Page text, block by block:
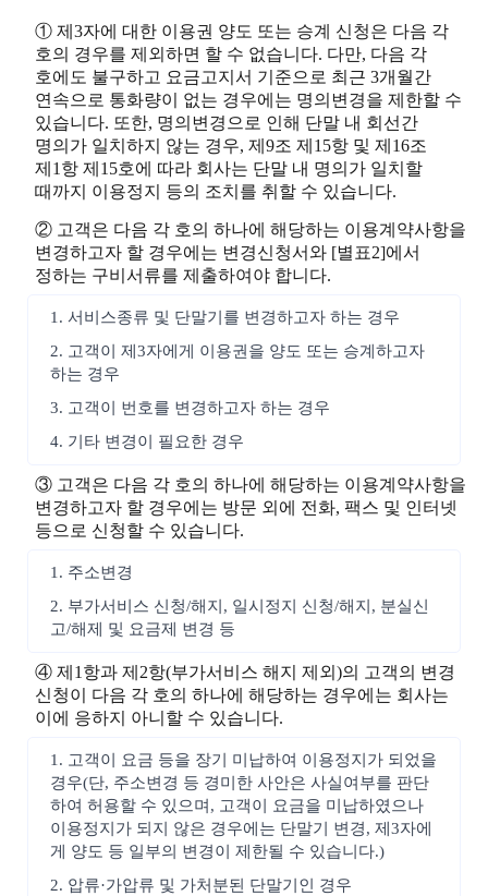
① 제3자에 대한 이용권 양도 또는 승계 신청은 다음 각
호의 경우를 제외하면 할 수 없습니다. 다만, 다음 각
호에도 불구하고 요금고지서 기준으로 최근 3개월간
연속으로 통화량이 없는 경우에는 명의변경을 제한할 수
있습니다. 또한, 명의변경으로 인해 단말 내 회선간
명의가 일치하지 않는 경우, 제9조 제15항 및 제16조
제1항 제15호에 따라 회사는 단말 내 명의가 일치할
때까지 이용정지 등의 조치를 취할 수 있습니다.
② 고객은 다음 각 호의 하나에 해당하는 이용계약사항을
변경하고자 할 경우에는 변경신청서와 [별표2]에서
정하는 구비서류를 제출하여야 합니다.
1. 서비스종류 및 단말기를 변경하고자 하는 경우
2. 고객이 제3자에게 이용권을 양도 또는 승계하고자
하는 경우
3. 고객이 번호를 변경하고자 하는 경우
4. 기타 변경이 필요한 경우
③ 고객은 다음 각 호의 하나에 해당하는 이용계약사항을
변경하고자 할 경우에는 방문 외에 전화, 팩스 및 인터넷
등으로 신청할 수 있습니다.
1. 주소변경
2. 부가서비스 신청/해지, 일시정지 신청/해지, 분실신
고/해제 및 요금제 변경 등
④ 제1항과 제2항(부가서비스 해지 제외)의 고객의 변경
신청이 다음 각 호의 하나에 해당하는 경우에는 회사는
이에 응하지 아니할 수 있습니다.
1. 고객이 요금 등을 장기 미납하여 이용정지가 되었을
경우(단, 주소변경 등 경미한 사안은 사실여부를 판단
하여 허용할 수 있으며, 고객이 요금을 미납하였으나
이용정지가 되지 않은 경우에는 단말기 변경, 제3자에
게 양도 등 일부의 변경이 제한될 수 있습니다.)
2. 압류·가압류 및 가처분된 단말기인 경우